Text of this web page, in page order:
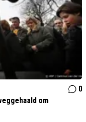
0
om